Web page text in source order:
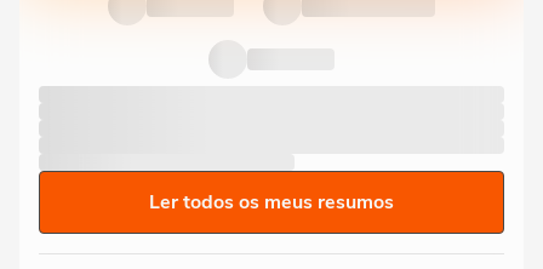
Ler todos os meus resumos